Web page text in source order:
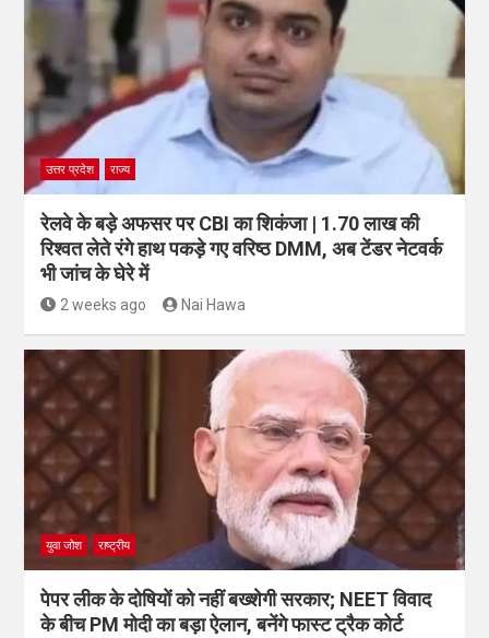
उत्तर प्रदेश राज्य
रेलवे के बड़े अफसर पर CBI का शिकंजा | 1.70 लाख की
रिश्वत लेते रंगे हाथ पकड़े गए वरिष्ठ DMM, अब टेंडर नेटवर्क
भी जांच के घेरे में
2 weeks ago Nai Hawa
युवा जोश राष्ट्रीय
पेपर लीक के दोषियों को नहीं बख्शेगी सरकार; NEET विवाद
के बीच PM मोदी का बड़ा ऐलान, बनेंगे फास्ट ट्रैक कोर्ट